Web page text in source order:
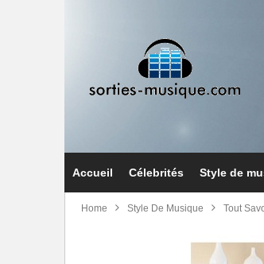
Accueil Célebrités Style de
Home Style De Musique Tout